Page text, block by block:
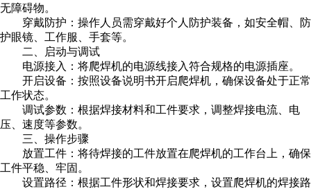
无障碍物。
穿戴防护：操作人员需穿戴好个人防护装备，如安全帽、防
护眼镜、工作服、手套等。
二、启动与调试
电源接入：将爬焊机的电源线接入符合规格的电源插座。
开启设备：按照设备说明书开启爬焊机，确保设备处于正常
工作状态。
调试参数：根据焊接材料和工件要求，调整焊接电流、电
压、速度等参数。
三、操作步骤
放置工件：将待焊接的工件放置在爬焊机的工作台上，确保
工件平稳、牢固。
设置路径：根据工件形状和焊接要求，设置爬焊机的焊接路